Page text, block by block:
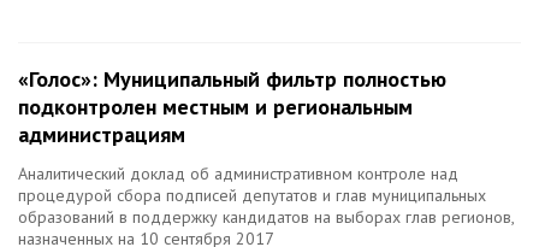
«Голос»: Муниципальный фильтр полностью
подконтролен местным и региональным
администрациям
Аналитический доклад об административном контроле над
процедурой сбора подписей депутатов и глав муниципальных
образований в поддержку кандидатов на выборах глав регионов,
назначенных на 10 сентября 2017